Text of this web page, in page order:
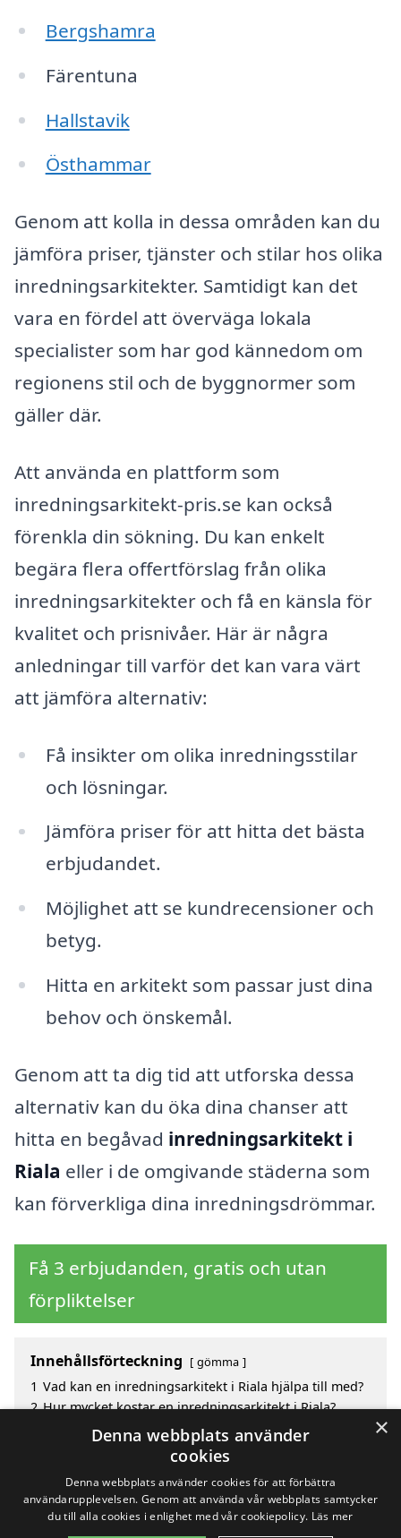
Bergshamra
Färentuna
Hallstavik
Östhammar
Genom att kolla in dessa områden kan du
jämföra priser, tjänster och stilar hos olika
inredningsarkitekter. Samtidigt kan det
vara en fördel att överväga lokala
specialister som har god kännedom om
regionens stil och de byggnormer som
gäller där.
Att använda en plattform som
inredningsarkitekt-pris.se kan också
förenkla din sökning. Du kan enkelt
begära flera offertförslag från olika
inredningsarkitekter och få en känsla för
kvalitet och prisnivåer. Här är några
anledningar till varför det kan vara värt
att jämföra alternativ:
Få insikter om olika inredningsstilar
och lösningar.
Jämföra priser för att hitta det bästa
erbjudandet.
Möjlighet att se kundrecensioner och
betyg.
Hitta en arkitekt som passar just dina
behov och önskemål.
Genom att ta dig tid att utforska dessa
alternativ kan du öka dina chanser att
hitta en begåvad inredningsarkitekt i
Riala eller i de omgivande städerna som
kan förverkliga dina inredningsdrömmar.
Få 3 erbjudanden, gratis och utan
förpliktelser
Innehållsförteckning gömma
1 Vad kan en inredningsarkitekt i Riala hjälpa till med?
2 Hur mycket kostar en inredningsarkitekt i Riala?
Fördelar med att välja inredningsarkitekt i Riala
Sök efter en skicklig inredningsarkitekt i de
omgivande städerna Riala
×
Denna webbplats använder
cookies
Denna webbplats använder cookies för att förbättra
användarupplevelsen. Genom att använda vår webbplats samtycker
du till alla cookies i enlighet med vår cookiepolicy. Läs mer